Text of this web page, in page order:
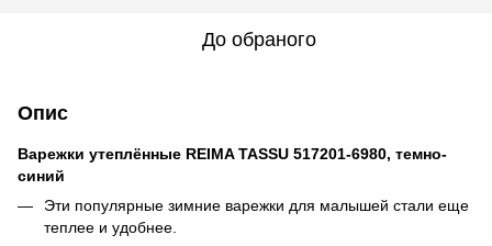
До обраного
Опис
Варежки утеплённые REIMA TASSU 517201-6980, темно-
синий
Эти популярные зимние варежки для малышей стали еще
теплее и удобнее.